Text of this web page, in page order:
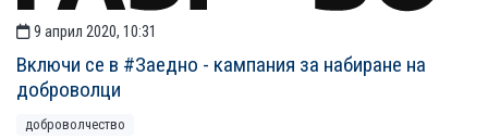
9 април 2020, 10:31
Включи се в #Заедно - кампания за набиране на
доброволци
доброволчество